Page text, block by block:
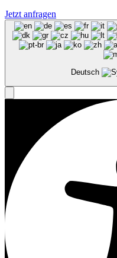
Jetzt anfragen
Deutsch